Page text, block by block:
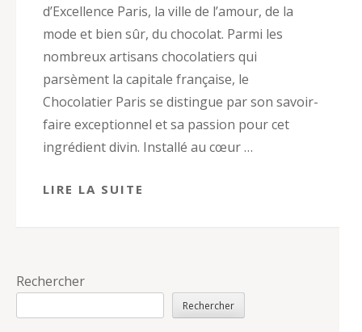
d’Excellence Paris, la ville de l’amour, de la
mode et bien sûr, du chocolat. Parmi les
nombreux artisans chocolatiers qui
parsèment la capitale française, le
Chocolatier Paris se distingue par son savoir-
faire exceptionnel et sa passion pour cet
ingrédient divin. Installé au cœur …
LIRE LA SUITE
Rechercher
Rechercher